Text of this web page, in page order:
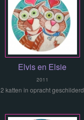
Elvis en Elsie
2011
2 katten in opracht geschilderd